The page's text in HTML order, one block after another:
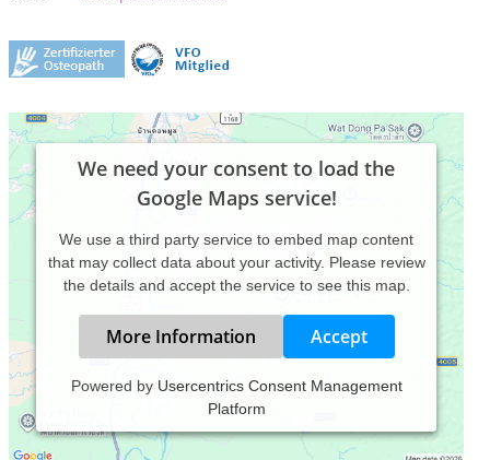
We need your consent to load the
Google Maps service!
We use a third party service to embed map content
that may collect data about your activity. Please review
the details and accept the service to see this map.
More Information Accept
Powered by Usercentrics Consent Management
Platform
Leistungsspektrum:
Traditionelle und komplementäre Medizin, Heilkunde